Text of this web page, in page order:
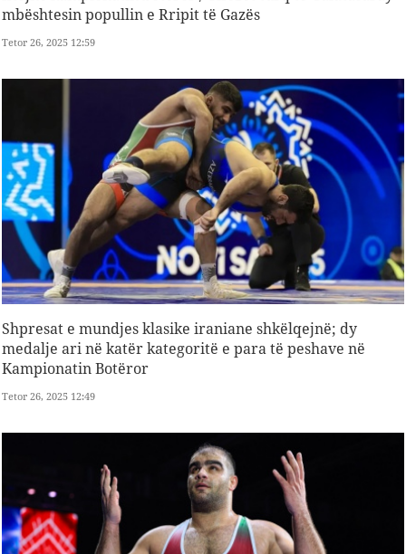
mbështesin popullin e Rripit të Gazës
Tetor 26, 2025 12:59
Shpresat e mundjes klasike iraniane shkëlqejnë; dy
medalje ari në katër kategoritë e para të peshave në
Kampionatin Botëror
Tetor 26, 2025 12:49